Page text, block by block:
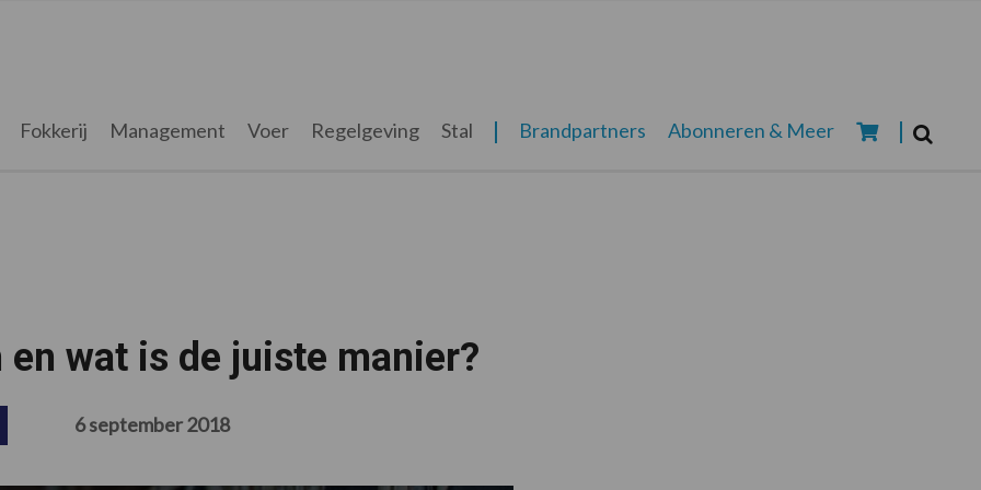
Fokkerij Management Voer Regelgeving Stal Brandpartners Abonneren & Meer
wat is de juiste manier?
6 september 2018